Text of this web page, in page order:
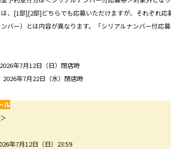
[1部][2部]どちらでも応募いただけますが、それぞれ応
ー）とは内容が異なります。「シリアルナンバー付応
年7月12日（日）閉店時
年7月22日（水）閉店時
ル
年7月12日（日）23:59